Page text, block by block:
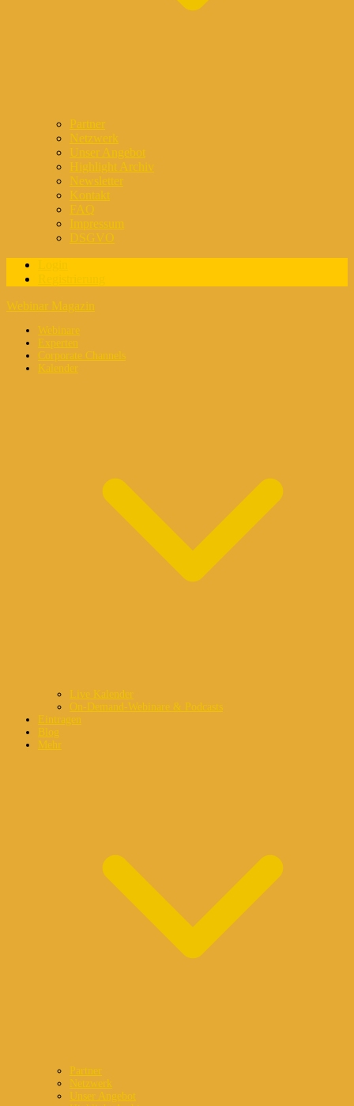
Partner
Netzwerk
Unser Angebot
Highlight Archiv
Newsletter
Kontakt
FAQ
Impressum
DSGVO
Webinar Magazin
Webinare
Experten
Corporate Channels
Kalender
Live Kalender
On-Demand-Webinare & Podcasts
Eintragen
Blog
Mehr
Partner
Netzwerk
Unser Angebot